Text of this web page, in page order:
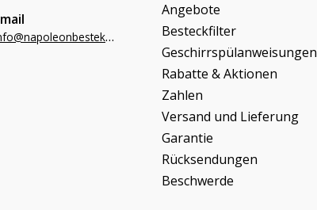
info@napoleonbestek.nl
Angebote
Besteckfilter
Geschirrspülanweisungen
Rabatte & Aktionen
Zahlen
Versand und Lieferung
Garantie
Rücksendungen
Beschwerde